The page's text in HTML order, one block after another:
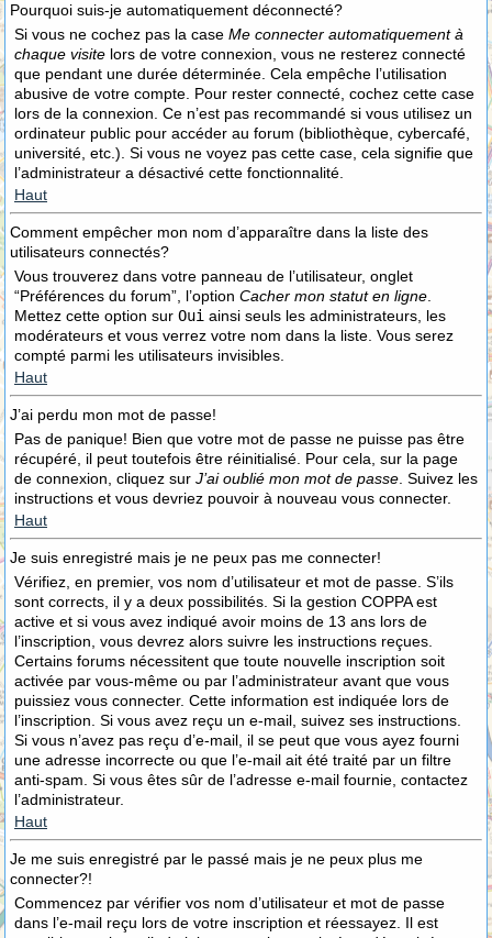
Pourquoi suis-je automatiquement déconnecté?
Si vous ne cochez pas la case Me connecter automatiquement à
chaque visite lors de votre connexion, vous ne resterez connecté
que pendant une durée déterminée. Cela empêche l’utilisation
abusive de votre compte. Pour rester connecté, cochez cette case
lors de la connexion. Ce n’est pas recommandé si vous utilisez un
ordinateur public pour accéder au forum (bibliothèque, cybercafé,
université, etc.). Si vous ne voyez pas cette case, cela signifie que
l’administrateur a désactivé cette fonctionnalité.
Haut
Comment empêcher mon nom d’apparaître dans la liste des
utilisateurs connectés?
Vous trouverez dans votre panneau de l’utilisateur, onglet
“Préférences du forum”, l’option Cacher mon statut en ligne
Mettez cette option sur Oui ainsi seuls les administrateurs, les
modérateurs et vous verrez votre nom dans la liste. Vous serez
compté parmi les utilisateurs invisibles.
Haut
J’ai perdu mon mot de passe!
Pas de panique! Bien que votre mot de passe ne puisse pas être
récupéré, il peut toutefois être réinitialisé. Pour cela, sur la page
de connexion, cliquez sur J’ai oublié mon mot de passe . Suivez les
instructions et vous devriez pouvoir à nouveau vous connecter.
Haut
Je suis enregistré mais je ne peux pas me connecter!
Vérifiez, en premier, vos nom d’utilisateur et mot de passe. S’ils
sont corrects, il y a deux possibilités. Si la gestion COPPA est
active et si vous avez indiqué avoir moins de 13 ans lors de
l’inscription, vous devrez alors suivre les instructions reçues.
Certains forums nécessitent que toute nouvelle inscription soit
activée par vous-même ou par l’administrateur avant que vous
puissiez vous connecter. Cette information est indiquée lors de
l’inscription. Si vous avez reçu un e-mail, suivez ses instructions.
Si vous n’avez pas reçu d’e-mail, il se peut que vous ayez fourni
une adresse incorrecte ou que l’e-mail ait été traité par un filtre
anti-spam. Si vous êtes sûr de l’adresse e-mail fournie, contactez
l’administrateur.
Haut
Je me suis enregistré par le passé mais je ne peux plus me
connecter?!
Commencez par vérifier vos nom d’utilisateur et mot de passe
dans l’e-mail reçu lors de votre inscription et réessayez. Il est